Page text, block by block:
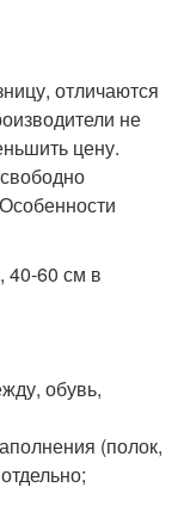
отличаются
не
цену.
40-60 см в
обувь,
(полок,